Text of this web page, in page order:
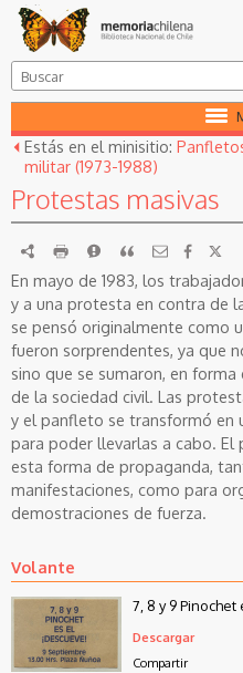
Estás en el minisitio:
militar (1973-1988)
Protestas masivas
RDF imprimirReportarCitar
En mayo de 1983, los
y a una protesta en contra de
se pensó originalmente como
fueron sorprendentes, ya que
sino que se sumaron, en
de la sociedad civil. Las
y el panfleto se transformó en
para poder llevarlas a cabo.
esta forma de propaganda,
manifestaciones, como para
demostraciones de fuerza.
Volante
7, 8 y 9 Pinochet
Descargar
Compartir